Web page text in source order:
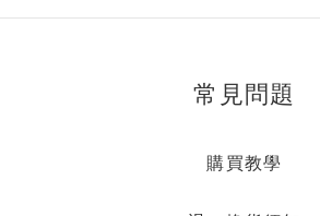
常見問題
購買教學